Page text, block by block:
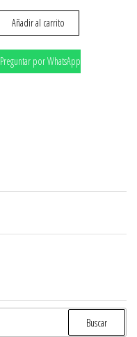
Añadir al carrito
Preguntar por WhatsApp